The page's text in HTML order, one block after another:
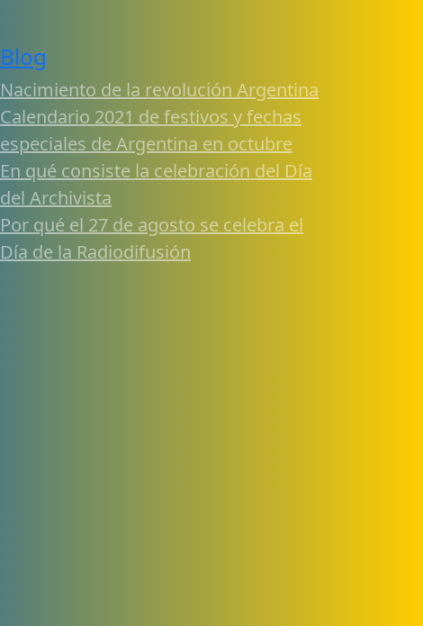
Blog
Nacimiento de la revolución Argentina
Calendario 2021 de festivos y fechas
especiales de Argentina en octubre
En qué consiste la celebración del Día
del Archivista
Por qué el 27 de agosto se celebra el
Día de la Radiodifusión